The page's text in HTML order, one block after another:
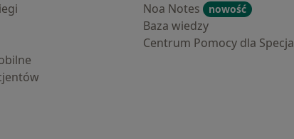
Noa Notes
nowość
Baza wiedzy
Centrum Pomocy dla